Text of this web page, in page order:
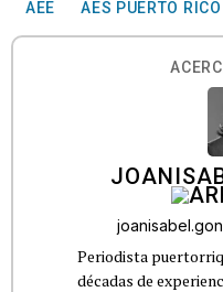
AEE AES PUERTO RICO
Periodista
décadas de